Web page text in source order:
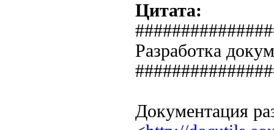
Цитата:
Разработка
Документация